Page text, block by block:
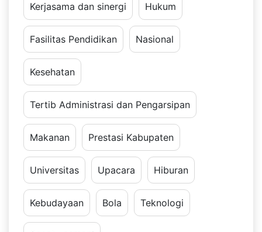
Kerjasama dan sinergi Hukum
Fasilitas Pendidikan Nasional
Kesehatan
Tertib Administrasi dan Pengarsipan
Makanan Prestasi Kabupaten
Universitas Upacara Hiburan
Kebudayaan Bola Teknologi